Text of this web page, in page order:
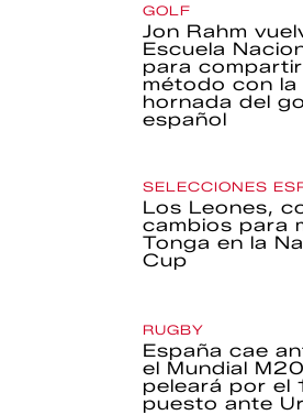
GOLF
Jon Rahm
Escuela
para
método con la
hornada del
español
SELECCIONES
Los Leones,
cambios para
Tonga en la
Cup
RUGBY
España cae
el Mundial
peleará por el
puesto ante